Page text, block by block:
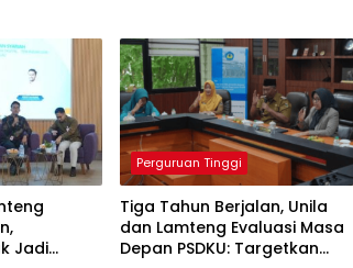
Jadi
Perguruan Tinggi
Tiga Tahun Berjalan, Unila
dan Lamteng Evaluasi Masa
Depan PSDKU: Targetkan